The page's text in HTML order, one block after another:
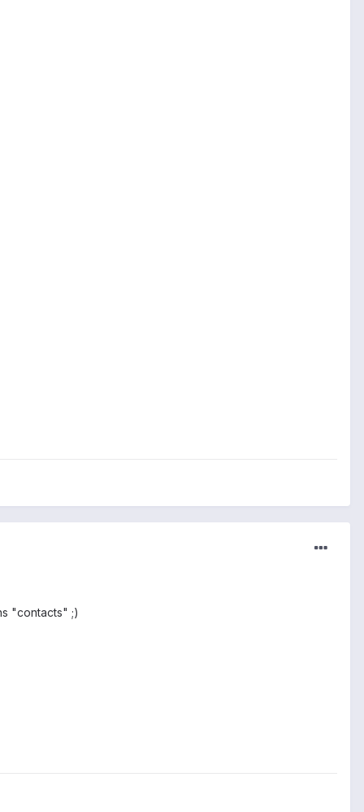
"contacts" ;)